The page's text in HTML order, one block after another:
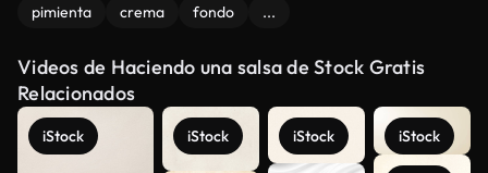
pimienta crema fondo ...
Videos de Haciendo una salsa de Stock Gratis
Relacionados
iStock iStock iStock iStock